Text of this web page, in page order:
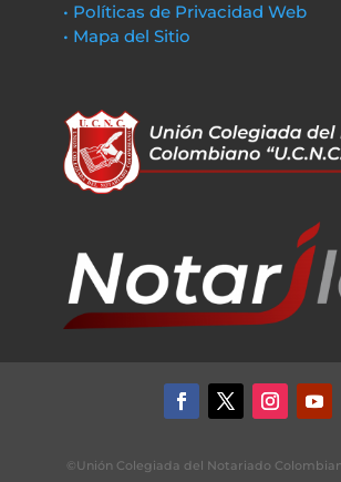
• Políticas de Privacidad Web
• Mapa del Sitio
©Unión Colegiada del Notariado